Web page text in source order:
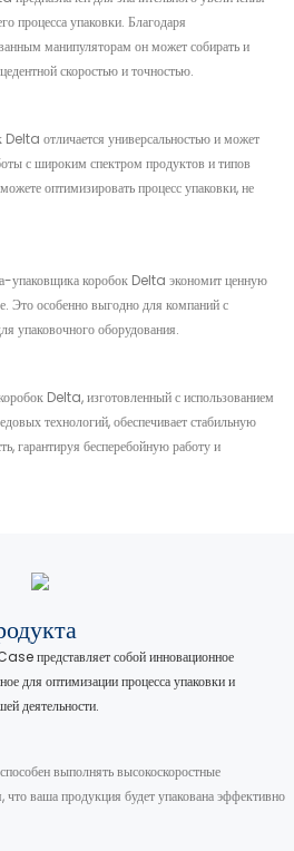
процесса упаковки. Благодаря
манипуляторам он может собирать и
скоростью и точностью.
отличается универсальностью и может
с широким спектром продуктов и типов
оптимизировать процесс упаковки, не
упаковщика коробок Delta экономит ценную
Это особенно выгодно для компаний с
упаковочного оборудования.
Delta, изготовленный с использованием
технологий, обеспечивает стабильную
гарантируя бесперебойную работу и
представляет собой инновационное
для оптимизации процесса упаковки и
деятельности.
выполнять высокоскоростные
что ваша продукция будет упакована эффективно